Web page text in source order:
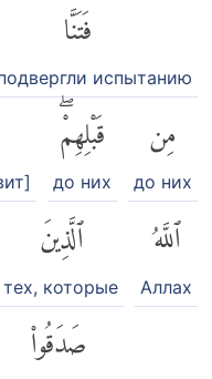
فَتَنَّا
испытанию
مِن
до них
قَبْلِهِمْۖ
до них
ٱللَّهُ
Аллах
ٱلَّذِينَ
тех, которые
صَدَقُوا۟